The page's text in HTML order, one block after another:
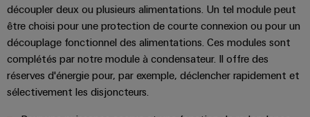
découpler deux ou plusieurs alimentations. Un tel module peut
être choisi pour une protection de courte connexion ou pour un
découplage fonctionnel des alimentations. Ces modules sont
complétés par notre module à condensateur. Il offre des
réserves d'énergie pour, par exemple, déclencher rapidement et
sélectivement les disjoncteurs.